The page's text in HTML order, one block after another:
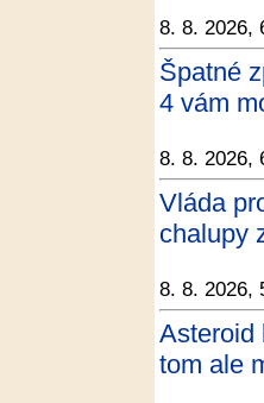
8. 8. 2026,
Špatné
4 vám
8. 8. 2026,
Vláda
chalupy
8. 8. 2026,
Asteroid
tom ale